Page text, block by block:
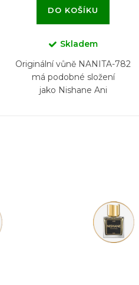
DO KOŠÍKU
Skladem
Originální vůně NANITA-782
má podobné složení
jako Nishane Ani